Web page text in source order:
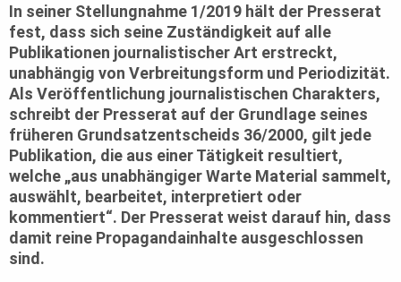
In seiner Stellungnahme 1/2019 hält der Presserat
fest, dass sich seine Zuständigkeit auf alle
Publikationen journalistischer Art erstreckt,
unabhängig von Verbreitungsform und Periodizität.
Als Veröffentlichung journalistischen Charakters,
schreibt der Presserat auf der Grundlage seines
früheren Grundsatzentscheids 36/2000, gilt jede
Publikation, die aus einer Tätigkeit resultiert,
welche „aus unabhängiger Warte Material sammelt,
auswählt, bearbeitet, interpretiert oder
kommentiert“. Der Presserat weist darauf hin, dass
damit reine Propagandainhalte ausgeschlossen
sind.